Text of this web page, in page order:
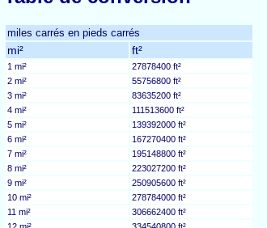
miles carrés en pieds carrés
mi² ft²
1 mi²
27878400 ft²
2 mi²
55756800 ft²
3 mi²
83635200 ft²
4 mi²
111513600 ft²
5 mi²
139392000 ft²
6 mi²
167270400 ft²
7 mi²
195148800 ft²
8 mi²
223027200 ft²
9 mi²
250905600 ft²
10 mi²
278784000 ft²
11 mi²
306662400 ft²